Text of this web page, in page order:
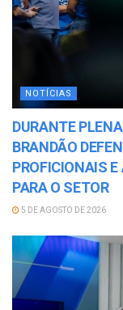
NOTÍCIAS
DURANTE
BRANDÃO
PROFICIONAIS
PARA O SETOR
5 DE AGOSTO DE 2026